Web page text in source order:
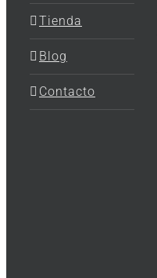
Tienda
Blog
Contacto